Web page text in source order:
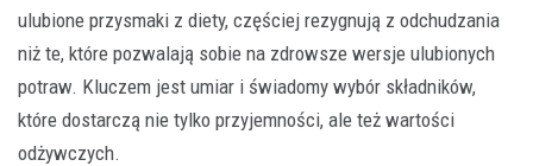
ulubione przysmaki z diety, częściej rezygnują z odchudzania
niż te, które pozwalają sobie na zdrowsze wersje ulubionych
potraw. Kluczem jest umiar i świadomy wybór składników,
które dostarczą nie tylko przyjemności, ale też wartości
odżywczych.